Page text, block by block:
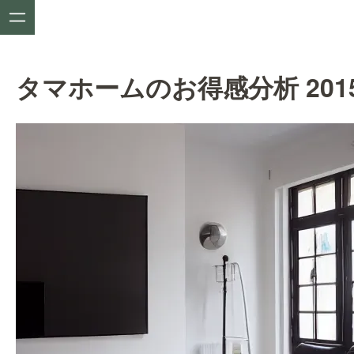
タマホームのお得感分析